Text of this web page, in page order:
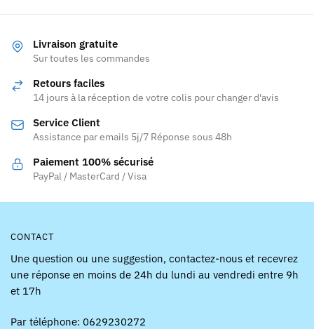
Les
options
peuvent
être
sur
la
page
du
être
sur
Livraison gratuite
Sur toutes les commandes
Retours faciles
14 jours à la réception de votre colis pour changer d'avis
Service Client
Assistance par emails 5j/7 Réponse sous 48h
Paiement 100% sécurisé
PayPal / MasterCard / Visa
CONTACT
Une question ou une suggestion, contactez-nous et recevrez
une réponse en moins de 24h du lundi au vendredi entre 9h
et 17h
Par téléphone: 0629230272